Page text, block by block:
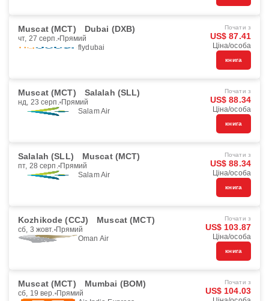
Muscat (MCT) Dubai (DXB)
чт, 27 серп. Прямий
flydubai
Почати з
US$ 87.41
Ціна/особа
книга
Muscat (MCT) Salalah (SLL)
нд, 23 серп. Прямий
Salam Air
Почати з
US$ 88.34
Ціна/особа
книга
Salalah (SLL) Muscat (MCT)
пт, 28 серп. Прямий
Salam Air
Почати з
US$ 88.34
Ціна/особа
книга
Kozhikode (CCJ) Muscat (MCT)
сб, 3 жовт. Прямий
Oman Air
Почати з
US$ 103.87
Ціна/особа
книга
Muscat (MCT) Mumbai (BOM)
сб, 19 вер. Прямий
Почати з
US$ 104.03